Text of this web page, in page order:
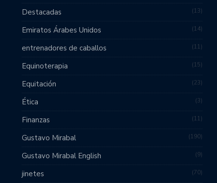
Destacadas 13
Emiratos Árabes Unidos 14
entrenadores de caballos 11
Equinoterapia 15
Equitación 23
Ética 3
Finanzas 11
Gustavo Mirabal 190
Gustavo Mirabal English 9
jinetes 70